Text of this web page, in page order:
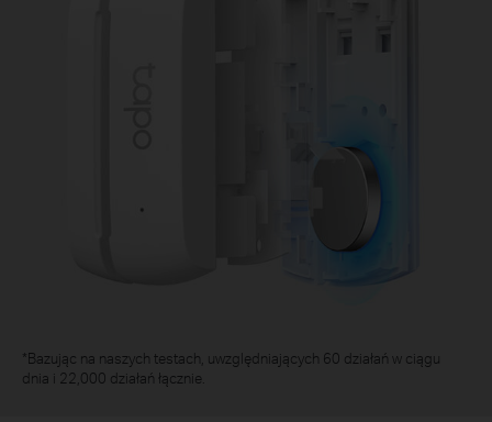
*Bazując na naszych testach, uwzględniających 60 działań w ciągu
dnia i 22,000 działań łącznie.